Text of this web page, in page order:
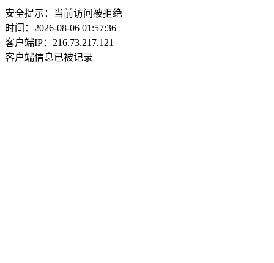
安全提示：当前访问被拒绝
时间：2026-08-06 01:57:36
客户端IP：216.73.217.121
客户端信息已被记录